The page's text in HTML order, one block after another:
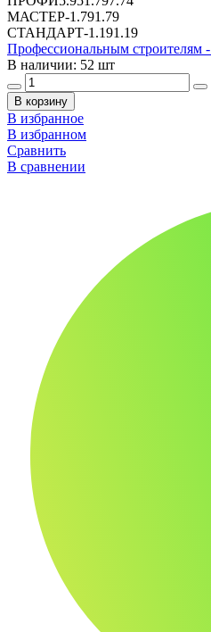
МАСТЕР-1.791.79
СТАНДАРТ-1.191.19
Профессиональным строителям -
В наличии: 52 шт
В корзину
В избранное
В избранном
Сравнить
В сравнении